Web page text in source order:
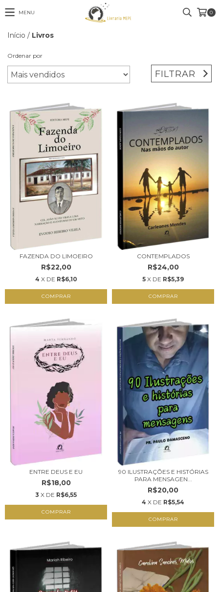
MENU 0
Início / Livros
Ordenar por
FILTRAR
FAZENDA DO LIMOEIRO
R$22,00
4 X DE R$6,10
COMPRAR
CONTEMPLADOS
R$24,00
5 X DE R$5,39
COMPRAR
ENTRE DEUS E EU
R$18,00
3 X DE R$6,55
COMPRAR
90 ILUSTRAÇÕES E HISTÓRIAS
PARA MENSAGEN...
R$20,00
4 X DE R$5,54
COMPRAR